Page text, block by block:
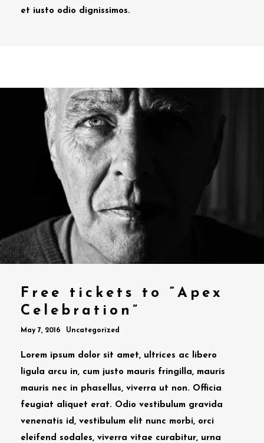
et iusto odio dignissimos.
Free tickets to “Apex
Celebration”
May 7, 2016 Uncategorized
Lorem ipsum dolor sit amet, ultrices ac libero
ligula arcu in, cum justo mauris fringilla, mauris
mauris nec in phasellus, viverra ut non. Officia
feugiat aliquet erat. Odio vestibulum gravida
venenatis id, vestibulum elit nunc morbi, orci
eleifend sodales, viverra vitae curabitur, urna